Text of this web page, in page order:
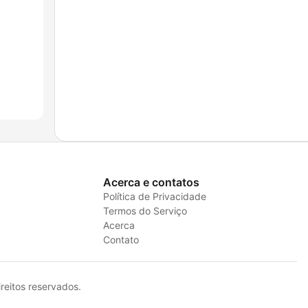
Acerca e contatos
Política de Privacidade
Termos do Serviço
Acerca
Contato
reservados.